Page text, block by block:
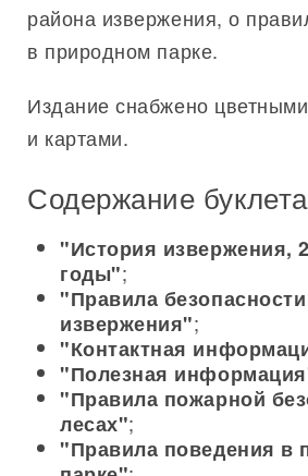
района извержения, о
в природном парке.
Издание снабжено
и картами.
Содержание
"История извержения,
годы";
"Правила
извержения";
"Контактная
"Полезная
"Правила пожарной
лесах";
"Правила поведения в